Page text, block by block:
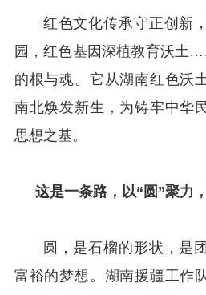
红色文化传承守正创新
园，红色基因深植教育沃土
的根与魂。它从湖南红色沃
南北焕发新生，为铸牢中华
思想之基。
这是一条路， 以“圆”聚力
圆，是石榴的形状，是
富裕的梦想。湖南援疆工作